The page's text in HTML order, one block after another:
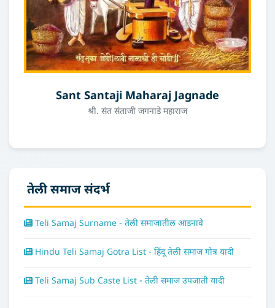
Sant Santaji Maharaj Jagnade
श्री. संत संताजी जगनाडे महाराज
तेली समाज संदर्भ
Teli Samaj Surname - तेली समाजातील आडनावे
Hindu Teli Samaj Gotra List - हिंदू तेली समाज गोत्र यादी
Teli Samaj Sub Caste List - तेली समाज उपजाती यादी